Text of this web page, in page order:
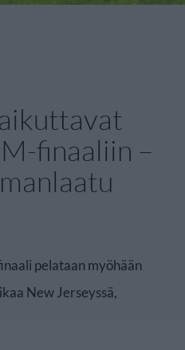
finaaliin –
pelataan myöhään
New Jerseyssä,